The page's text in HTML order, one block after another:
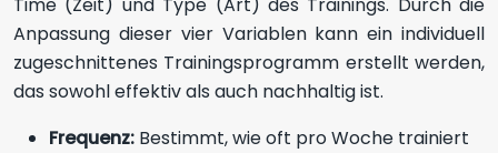
Anpassung dieser vier Variablen kann ein individuell
zugeschnittenes Trainingsprogramm erstellt werden,
das sowohl effektiv als auch nachhaltig ist.
Frequenz: Bestimmt, wie oft pro Woche trainiert